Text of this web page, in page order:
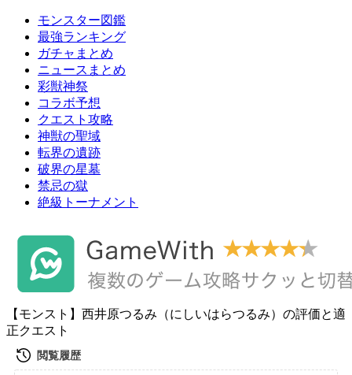
モンスター図鑑
最強ランキング
ガチャまとめ
ニュースまとめ
彩獣神祭
コラボ予想
クエスト攻略
神獣の聖域
転界の遺跡
破界の星墓
禁忌の獄
絶級トーナメント
【モンスト】西井原つるみ（にしいはらつるみ）の評価と適
正クエスト